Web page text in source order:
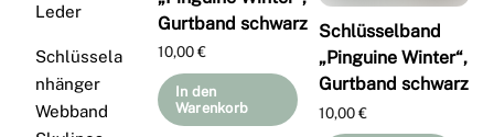
Gurtband schwarz
10,00€
In den
Warenkorb
Schlüsselband
„Pinguine Winter“,
Gurtband schwarz
10,00€
Leder
Schlüssela
nhänger
Webband